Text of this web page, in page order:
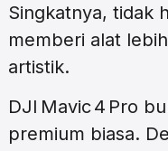
Singkatnya, tidak
memberi alat
artistik.
DJI Mavic 4 Pro
premium biasa.